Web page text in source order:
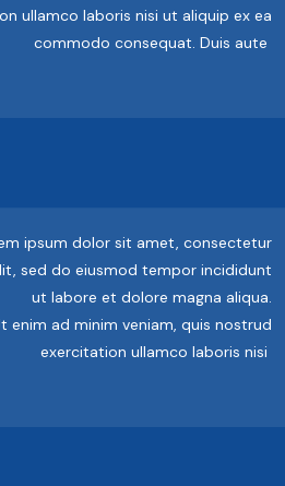
ullamco laboris nisi ut aliquip ex ea
commodo consequat. Duis aute
ipsum dolor sit amet, consectetur
sed do eiusmod tempor incididunt
ut labore et dolore magna aliqua.
enim ad minim veniam, quis nostrud
exercitation ullamco laboris nisi